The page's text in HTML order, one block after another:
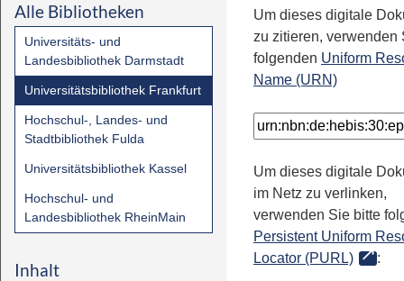
Alle Bibliotheken
Universitäts- und
Landesbibliothek Darmstadt
Universitätsbibliothek Frankfurt
Hochschul-, Landes- und
Stadtbibliothek Fulda
Universitätsbibliothek Kassel
Hochschul- und
Landesbibliothek RheinMain
Inhalt
Um dieses digitale
zu zitieren, verwenden
folgenden Uniform
Name (URN)
Um dieses digitale
im Netz zu verlinken,
verwenden Sie bitte
Persistent Uniform
Locator (PURL)
: